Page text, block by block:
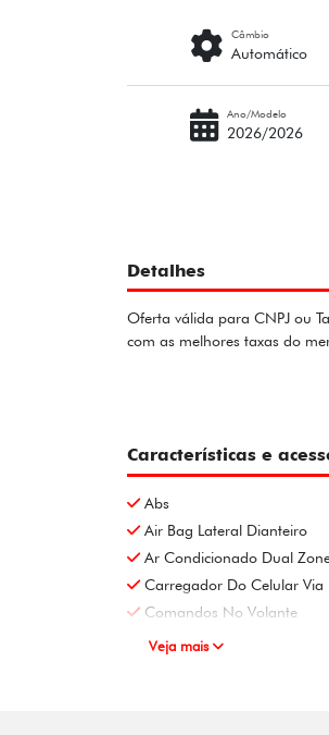
Câmbio
Automático
Ano/Modelo
2026/2026
Detalhes
Oferta válida para CNPJ ou
com as melhores taxas do
Características e
Abs
Air Bag Lateral Dianteiro
Ar Condicionado Dual
Carregador Do Celular Via
Comandos No Volante
Veja mais